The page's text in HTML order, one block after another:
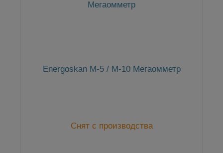
Energoskan M-5 / M-10 Мегаомметр
Снят с производства